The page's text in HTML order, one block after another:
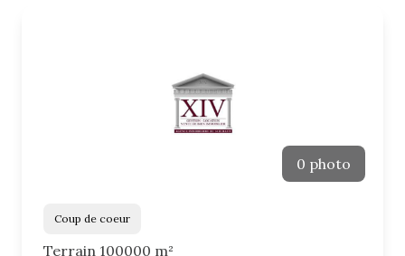
0 photo
Coup de coeur
Terrain 100000 m²